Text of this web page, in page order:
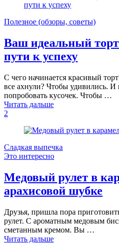
Полезное (обзоры, советы)
Ваш идеальный
пути к успеху
С чего начинается красивый
все ахнули? Чтобы удивились. И
попробовать кусочек. Чтобы …
Читать дальше
2
Сладкая выпечка
Это интересно
Медовый рулет в
арахисовой шубке
Друзья, пришла пора
рулет. С ароматным медовым
сметанным кремом. Вы …
Читать дальше